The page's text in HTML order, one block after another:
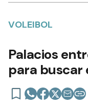
VOLEIBOL
Palacios
para buscar